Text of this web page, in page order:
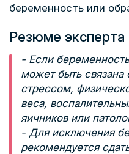
беременность или
Резюме эксперта
- Если
может быть
стрессом,
веса,
яичников или
- Для исключения
рекомендуется